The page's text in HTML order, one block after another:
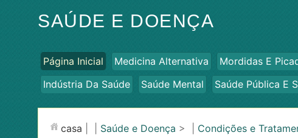
SAÚDE E DOENÇA
Página Inicial Medicina Alternativa Mordidas E
Indústria Da Saúde
Saúde Mental Saúde Pública E
casa Saúde e Doença > | Condições e